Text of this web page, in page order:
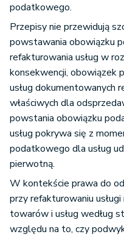
podatkowego.
Przepisy nie przewidują
powstawania obowiązku
refakturowania usług w
konsekwencji, obowiązek
usług dokumentowanych
właściwych dla
powstania obowiązku
usług pokrywa się z
podatkowego dla usług
pierwotną.
W kontekście prawa do
przy refakturowaniu
towarów i usług według
względu na to, czy